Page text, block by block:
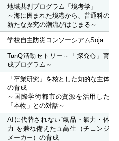
地域共創プログラム「境考学」
～海に囲まれた境港から、普通科の
新たな探究の潮流がはじまる～
学校自主防災コンソーシアムSoja
TanQ活動セトリー～「探究心」育
成プログラム～
「卒業研究」を核とした知的な主体
の育成
～国際学術都市の資源を活用した
「本物」との対話～
AIに代替されない“氣品・氣力・体
力”を兼ね備えた五高生（チェンジ
メーカー）の育成